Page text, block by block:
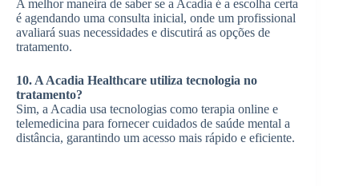
A melhor maneira de saber se a Acadia é a escolha certa
é agendando uma consulta inicial, onde um profissional
avaliará suas necessidades e discutirá as opções de
tratamento.
10. A Acadia Healthcare utiliza tecnologia no
tratamento?
Sim, a Acadia usa tecnologias como terapia online e
telemedicina para fornecer cuidados de saúde mental a
distância, garantindo um acesso mais rápido e eficiente.